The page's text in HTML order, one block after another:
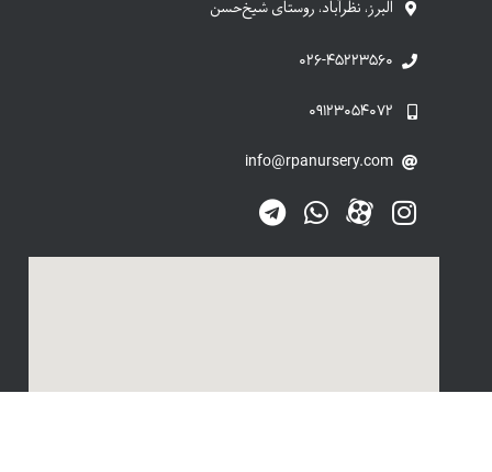
البرز، نظرآباد، روستای شیخ‌حسن
۰۲۶-۴۵۲۲۳۵۶۰
۰۹۱۲۳۰۵۴۰۷۲
info@rpanursery.com